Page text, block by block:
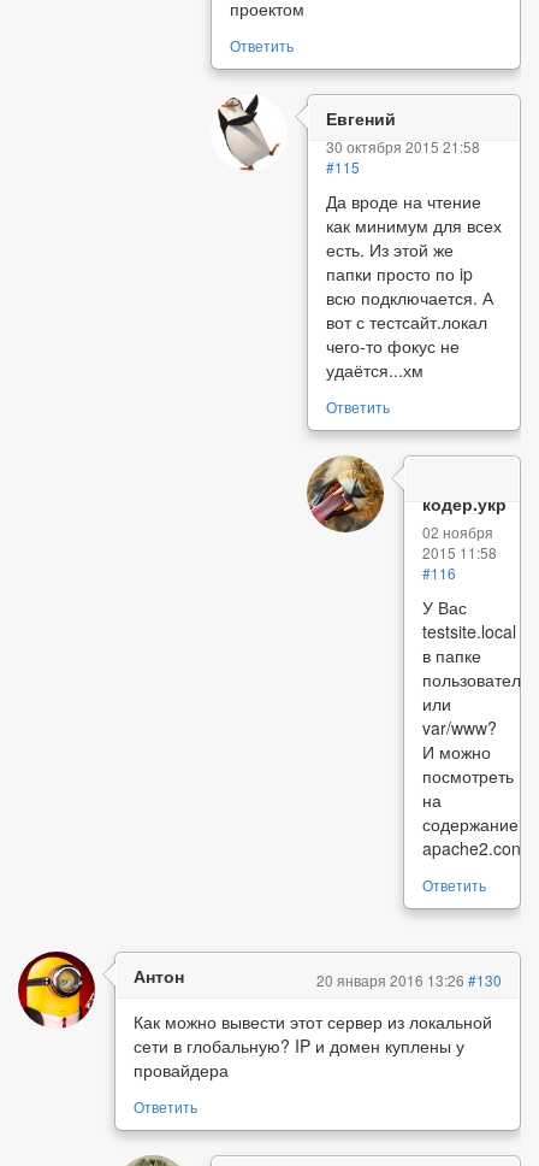
проектом
Ответить
Евгений
30 октября 2015 21:58
#115
Да вроде на чтение
как минимум для всех
есть. Из этой же
папки просто по ip
всю подключается. А
вот с тестсайт.локал
чего-то фокус не
удаётся...хм
Ответить
кодер.укр
02 ноября
2015 11:58
#116
У Вас
testsite.local
в папке
пользователя
или
var/www?
И можно
посмотреть
на
содержание
apache2.conf
Ответить
Антон 20 января 2016 13:26 #130
Как можно вывести этот сервер из локальной
сети в глобальную? IP и домен куплены у
провайдера
Ответить